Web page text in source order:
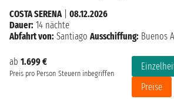
ab 1.699 €
Preis pro Person Steuern inbegriffen
Preise
COSTA SERENA
08.12.2026
Dauer: 14 nächte
Abfahrt von: Santiago Ausschiffung: Buenos